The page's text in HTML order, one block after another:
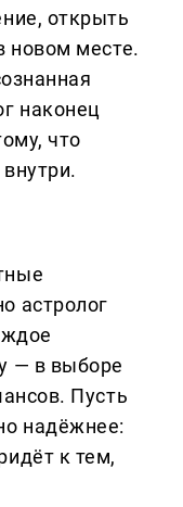
открыть
новом месте.
наконец
что
астролог
— в выборе
Пусть
надёжнее:
к тем,